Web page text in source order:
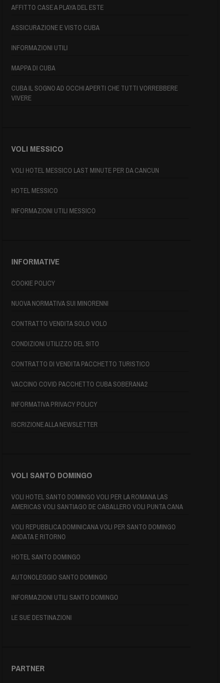
AFFITTO CASE A PLAYA DEL ESTE
ASSICURAZIONE E VISTO CUBA
INFORMAZIONI UTILI
MAPPA DI CUBA
CUBA IL SOGNO AD OCCHI APERTI CHE TUTTI VORREBBERE
VIVERE
VOLI MESSICO
VOLI HOTEL MESSICO LAST MINUTE PER DA CANCUN
HOTEL MESSICO
INFORMAZIONI UTILI MESSICO
INFORMATIVE
COOKIE POLICY
NUOVA NORMATIVA SUI MINORENNI
CONTRATTO VENDITA SOLO VOLO
CONDIZIONI UTILIZZO DEL SITO
CONTRATTO DI VENDITA PACCHETTO TURISTICO
VACCINO COVID PACCHETTO CUBA SOBERANA2
INFORMATIVA PRIVACY POLICY
ISCRIZIONE ALLA NEWSLETTER
VOLI SANTO DOMINGO
VOLI HOTEL SANTO DOMINGO VOLI PER LA ROMANA LAS
AMERICAS VOLI SANTIAGO DE CABALLERO VOLI PUNTA CANA
VOLI REPUBBLICA DOMINICANA VOLI PER SANTO DOMINGO
ANDATA E RITORNO
HOTEL SANTO DOMINGO
AUTONOLEGGIO SANTO DOMINGO
INFORMAZIONI UTILI SANTO DOMINGO
LE SUE DESTINAZIONI
PARTNER